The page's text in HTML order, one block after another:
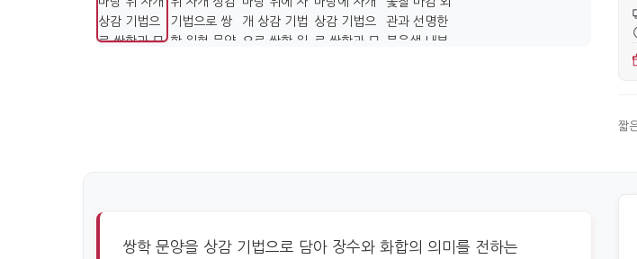
쌍학 문양을 상감 기법으로 담아 장수와 화합의 의미를 전하는